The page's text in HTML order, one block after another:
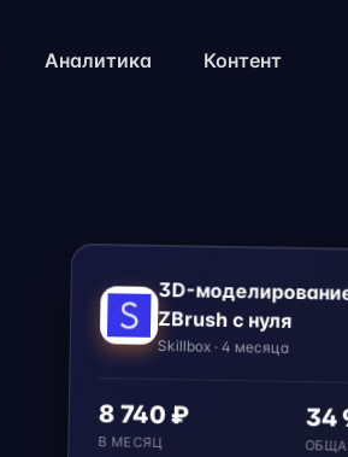
Аналитика Контент
3D-
ZBrush с нуля
Skillbox · 4 месяца
8 740 ₽
В МЕСЯЦ
34